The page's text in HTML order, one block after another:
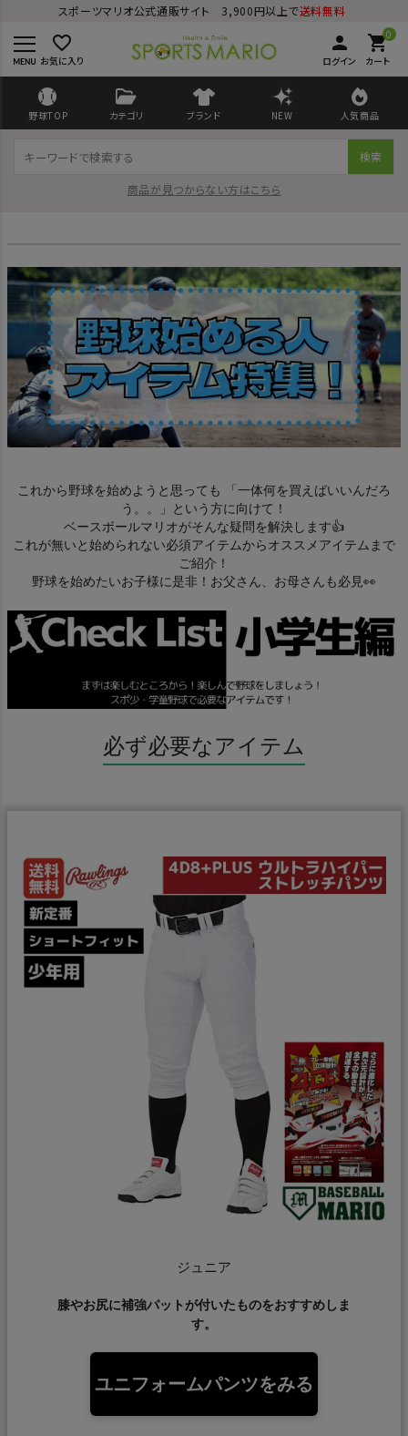
スポーツマリオ公式通販サイト 3,900円以上で送料無料
favorite_border
お気に入り
person
ログイン
0
shopping_cart
カート
野球TOP カテゴリ ブランド NEW 人気商品
検索
商品が見つからない方はこちら
ログイン 会員登録
ようこそ ゲスト 様
検索
商品が見つからない方はこちら
MIZUNO
もっと見る
クラブ
クーポン一覧
これから野球を始めようと思っても 「一体何を買えばいいんだろ
う。。」という方に向けて！
ベースボールマリオがそんな疑問を解決します👍
これが無いと始められない必須アイテムからオススメアイテムまで
ご紹介！
野球を始めたいお子様に是非！お父さん、お母さんも必見👀
必ず必要なアイテム
ジュニア
膝やお尻に補強パットが付いたものをおすすめしま
す。
ユニフォームパンツをみる